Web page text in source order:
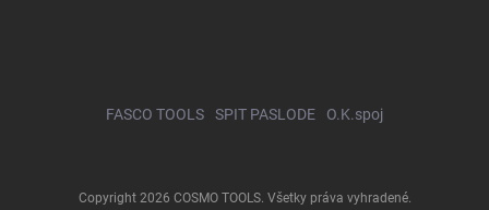
FASCO TOOLS SPIT PASLODE O.K.spoj
Copyright 2026 COSMO TOOLS. Všetky práva vyhradené.